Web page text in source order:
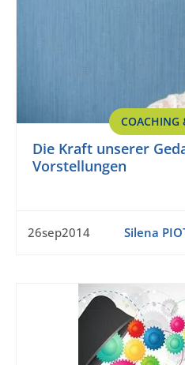
COACHING
Die Kraft unserer
Vorstellungen
26sep2014 Silena